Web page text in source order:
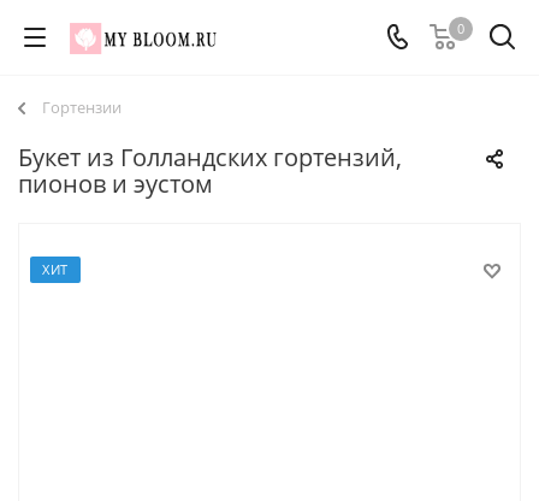
0
Гортензии
Букет из Голландских гортензий,
пионов и эустом
ХИТ